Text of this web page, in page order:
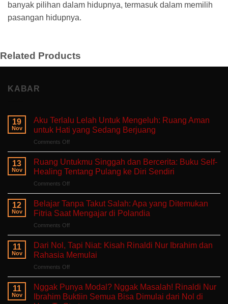
banyak pilihan dalam hidupnya, termasuk dalam memilih
pasangan hidupnya.
Related Products
KABAR
19
Nov
Aku Terlalu Lelah Untuk Mengeluh: Ruang Aman
untuk Hati yang Sedang Berjuang
Comments Offon
Terlalu
Untuk
Mengeluh:
Ruang
Aman
untuk
Sedang
Berjuang
13
Nov
Ruang Untukmu Singgah dan Bercerita: Buku Self-
Healing Tentang Pulang ke Diri Sendiri
Comments Offon
Untukmu
Singgah
dan
Bercerita:
Buku
Self-
Healing
ke
Diri
Sendiri
12
Nov
Belajar Tanpa Takut Salah: Apa yang Ditemukan
Fitria Saat Mengajar di Polandia
Comments Offon
Tanpa
Takut
Salah:
Apa
yang
Ditemukan
Fitria
Saat
11
Nov
Dari Nol, Tapi Niat: Kisah Rinaldi Nur Ibrahim dan
Rahasia Memulai
Comments Offon
Tapi
Niat:
11
Nov
Nggak Punya Modal? Nggak Masalah! Rinaldi Nur
Ibrahim Buktiin Semua Bisa Dimulai dari Nol di